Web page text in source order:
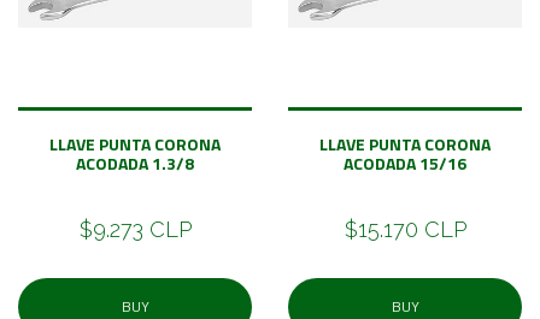
LLAVE PUNTA CORONA
ACODADA 1.3/8
$9.273 CLP
BUY
LLAVE PUNTA CORONA
ACODADA 15/16
$15.170 CLP
BUY